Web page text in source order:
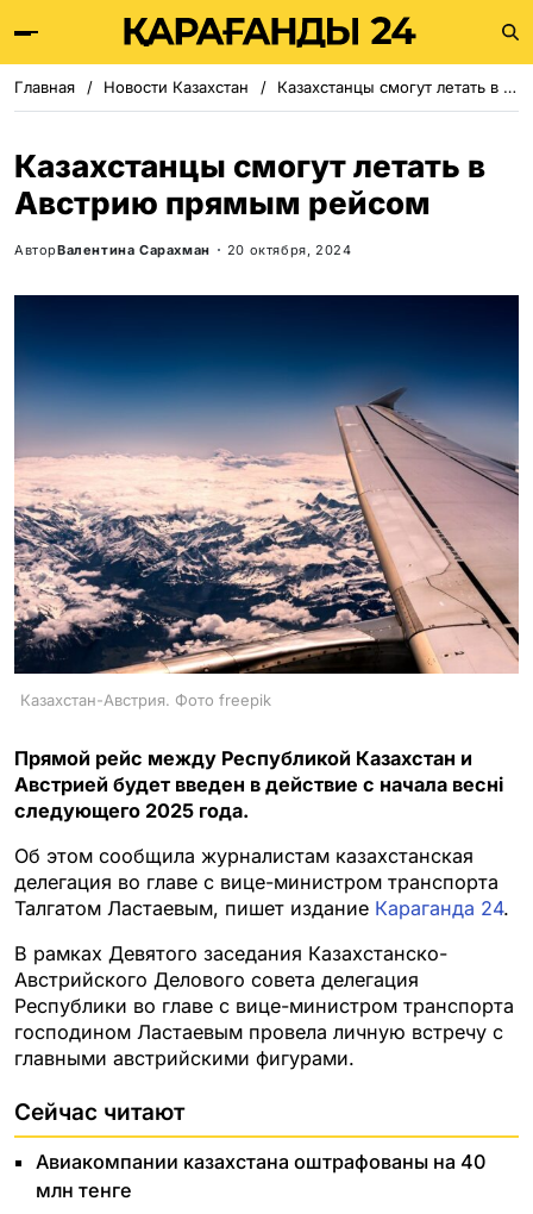
Главная Новости Казахстан Казахстанцы смогут летать в Австрию прямым рейсом
Казахстанцы смогут летать в
Австрию прямым рейсом
АвторВалентина Сарахман 20 октября, 2024
Казахстан-Австрия. Фото freepik
Прямой рейс между Республикой Казахстан и
Австрией будет введен в действие с начала весні
следующего 2025 года.
Об этом сообщила журналистам казахстанская
делегация во главе с вице-министром транспорта
Талгатом Ластаевым, пишет издание Караганда 24.
В рамках Девятого заседания Казахстанско-
Австрийского Делового совета делегация
Республики во главе с вице-министром транспорта
господином Ластаевым провела личную встречу с
главными австрийскими фигурами.
Сейчас читают
Авиакомпании казахстана оштрафованы на 40
млн тенге